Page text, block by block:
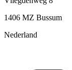
1406 MZ Bussum
Nederland